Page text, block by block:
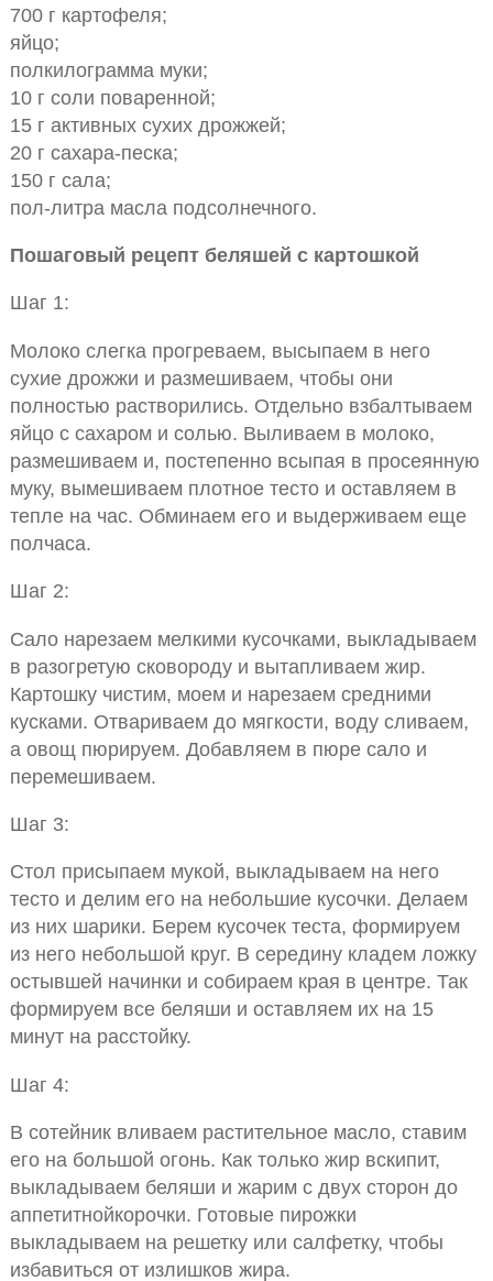
700 г картофеля;
яйцо;
полкилограмма муки;
10 г соли поваренной;
15 г активных сухих дрожжей;
20 г сахара-песка;
150 г сала;
пол-литра масла подсолнечного.
Пошаговый рецепт беляшей с картошкой
Шаг 1:
Молоко слегка прогреваем, высыпаем в него
сухие дрожжи и размешиваем, чтобы они
полностью растворились. Отдельно взбалтываем
яйцо с сахаром и солью. Выливаем в молоко,
размешиваем и, постепенно всыпая в просеянную
муку, вымешиваем плотное тесто и оставляем в
тепле на час. Обминаем его и выдерживаем еще
полчаса.
Шаг 2:
Сало нарезаем мелкими кусочками, выкладываем
в разогретую сковороду и вытапливаем жир.
Картошку чистим, моем и нарезаем средними
кусками. Отвариваем до мягкости, воду сливаем,
а овощ пюрируем. Добавляем в пюре сало и
перемешиваем.
Шаг 3:
Стол присыпаем мукой, выкладываем на него
тесто и делим его на небольшие кусочки. Делаем
из них шарики. Берем кусочек теста, формируем
из него небольшой круг. В середину кладем ложку
остывшей начинки и собираем края в центре. Так
формируем все беляши и оставляем их на 15
минут на расстойку.
Шаг 4:
В сотейник вливаем растительное масло, ставим
его на большой огонь. Как только жир вскипит,
выкладываем беляши и жарим с двух сторон до
аппетитнойкорочки. Готовые пирожки
выкладываем на решетку или салфетку, чтобы
избавиться от излишков жира.